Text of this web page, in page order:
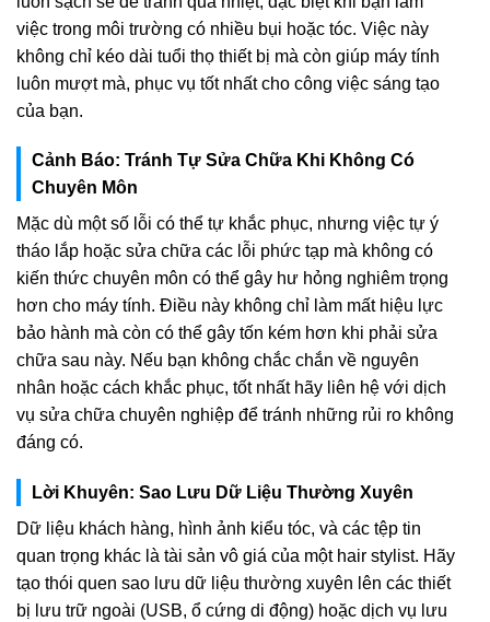
việc trong môi trường có nhiều bụi hoặc tóc. Việc này
không chỉ kéo dài tuổi thọ thiết bị mà còn giúp máy tính
luôn mượt mà, phục vụ tốt nhất cho công việc sáng tạo
của bạn.
Cảnh Báo: Tránh Tự Sửa Chữa Khi Không Có
Chuyên Môn
Mặc dù một số lỗi có thể tự khắc phục, nhưng việc tự ý
tháo lắp hoặc sửa chữa các lỗi phức tạp mà không có
kiến thức chuyên môn có thể gây hư hỏng nghiêm trọng
hơn cho máy tính. Điều này không chỉ làm mất hiệu lực
bảo hành mà còn có thể gây tốn kém hơn khi phải sửa
chữa sau này. Nếu bạn không chắc chắn về nguyên
nhân hoặc cách khắc phục, tốt nhất hãy liên hệ với dịch
vụ sửa chữa chuyên nghiệp để tránh những rủi ro không
đáng có.
Lời Khuyên: Sao Lưu Dữ Liệu Thường Xuyên
Dữ liệu khách hàng, hình ảnh kiểu tóc, và các tệp tin
quan trọng khác là tài sản vô giá của một hair stylist. Hãy
tạo thói quen sao lưu dữ liệu thường xuyên lên các thiết
bị lưu trữ ngoài (USB, ổ cứng di động) hoặc dịch vụ lưu